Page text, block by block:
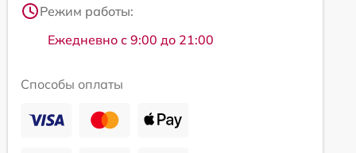
Режим работы:
Ежедневно с 9:00 до 21:00
Способы оплаты